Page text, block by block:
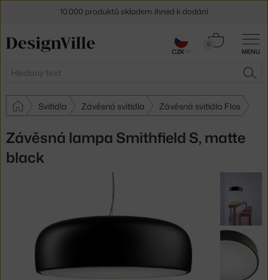
MENU
Hledat
0
Košík
Svítidla Závěsná svítidla Závěsná svítidla Flos
Závěsná lampa Smithfield S, matte
black
10.000 produktů skladem ihned k dodání
Sleva 5 % pro odběratele
CZK